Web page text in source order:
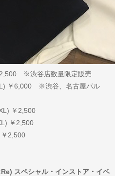
2,500 ※渋谷店数量限定販売
￥6,000 ※渋谷、名古屋パル
￥2,500
￥2,500
2,500
スペシャル・インストア・イベ